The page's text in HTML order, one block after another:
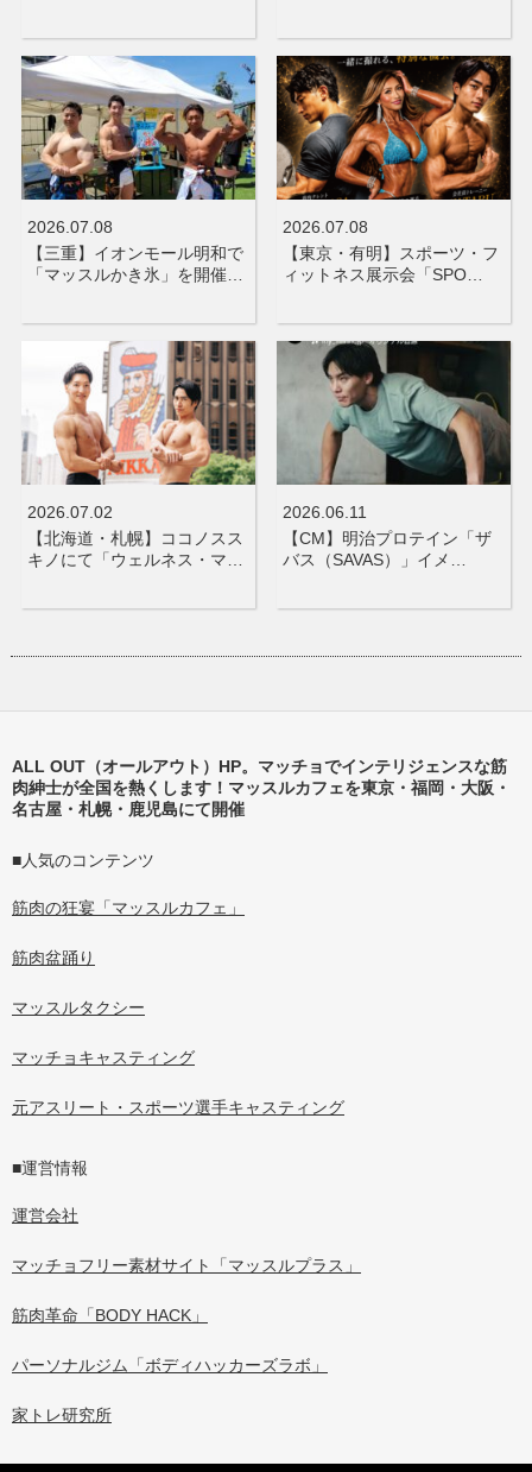
2026.07.08
【三重】イオンモール明和で
「マッスルかき氷」を開催…
2026.07.08
【東京・有明】スポーツ・フ
ィットネス展示会「SPO…
2026.07.02
【北海道・札幌】ココノスス
キノにて「ウェルネス・マ…
2026.06.11
【CM】明治プロテイン「ザ
バス（SAVAS）」イメ…
ALL OUT（オールアウト）HP。マッチョでインテリジェンスな筋
肉紳士が全国を熱くします！マッスルカフェを東京・福岡・大阪・
名古屋・札幌・鹿児島にて開催
■人気のコンテンツ
筋肉の狂宴「マッスルカフェ」
筋肉盆踊り
マッスルタクシー
マッチョキャスティング
元アスリート・スポーツ選手キャスティング
■運営情報
運営会社
マッチョフリー素材サイト「マッスルプラス」
筋肉革命「BODY HACK」
パーソナルジム「ボディハッカーズラボ」
家トレ研究所